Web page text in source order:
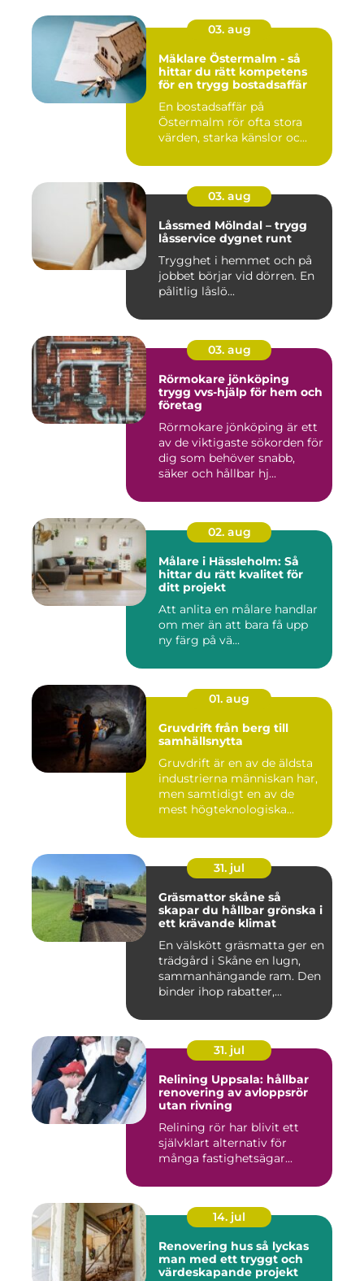
03. aug
Mäklare Östermalm - så
hittar du rätt kompetens
för en trygg bostadsaffär
En bostadsaffär på
Östermalm rör ofta stora
värden, starka känslor oc...
03. aug
Låssmed Mölndal – trygg
låsservice dygnet runt
Trygghet i hemmet och på
jobbet börjar vid dörren. En
pålitlig låslö...
03. aug
Rörmokare jönköping
trygg vvs-hjälp för hem och
företag
Rörmokare jönköping är ett
av de viktigaste sökorden för
dig som behöver snabb,
säker och hållbar hj...
02. aug
Målare i Hässleholm: Så
hittar du rätt kvalitet för
ditt projekt
Att anlita en målare handlar
om mer än att bara få upp
ny färg på vä...
01. aug
Gruvdrift från berg till
samhällsnytta
Gruvdrift är en av de äldsta
industrierna människan har,
men samtidigt en av de
mest högteknologiska...
31. jul
Gräsmattor skåne så
skapar du hållbar grönska i
ett krävande klimat
En välskött gräsmatta ger en
trädgård i Skåne en lugn,
sammanhängande ram. Den
binder ihop rabatter,...
31. jul
Relining Uppsala: hållbar
renovering av avloppsrör
utan rivning
Relining rör har blivit ett
självklart alternativ för
många fastighetsägar...
14. jul
Renovering hus så lyckas
man med ett tryggt och
värdeskapande projekt